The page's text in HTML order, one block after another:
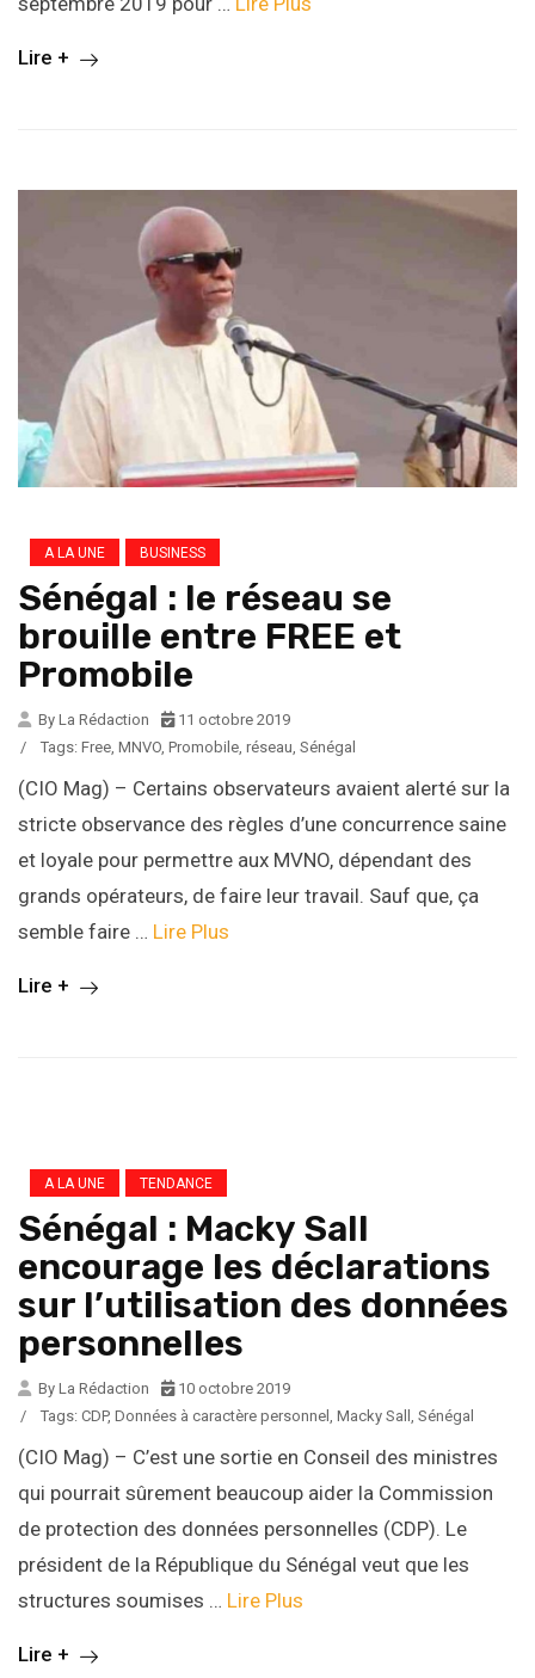
Lire +
A LA UNE BUSINESS
Sénégal : le réseau se
brouille entre FREE et
Promobile
By La Rédaction
11 octobre 2019
/
Tags: Free MNVO Promobile réseau Sénégal
(CIO Mag) – Certains observateurs avaient alerté sur la
stricte observance des règles d’une concurrence saine
et loyale pour permettre aux MVNO, dépendant des
grands opérateurs, de faire leur travail. Sauf que, ça
semble faire … Lire Plus
Lire +
A LA UNE TENDANCE
Sénégal : Macky Sall
encourage les déclarations
sur l’utilisation des données
personnelles
By La Rédaction
10 octobre 2019
/
Tags: CDP, Données à caractère personnel Macky Sall Sénégal
(CIO Mag) – C’est une sortie en Conseil des ministres
qui pourrait sûrement beaucoup aider la Commission
de protection des données personnelles (CDP). Le
président de la République du Sénégal veut que les
structures soumises … Lire Plus
Lire +